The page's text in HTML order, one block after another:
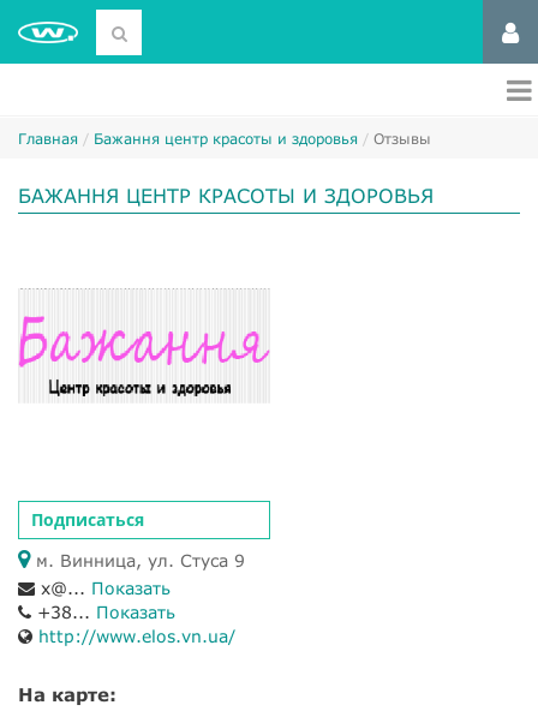
Главная Бажання центр красоты и здоровья Отзывы
БАЖАННЯ ЦЕНТР КРАСОТЫ И ЗДОРОВЬЯ
Подписаться
м. Винница, ул. Стуса 9
x@... Показать
+38... Показать
http://www.elos.vn.ua/
На карте: